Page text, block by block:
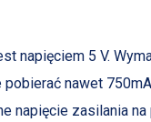
napięciem 5 V.
nawet
napięcie zasilania